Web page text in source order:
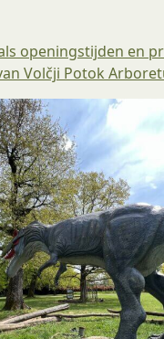
openingstijden en
Volčji Potok